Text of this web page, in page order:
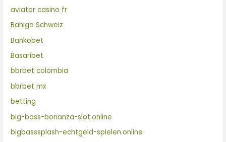
aviator casino fr
Bahigo Schweiz
Bankobet
Basaribet
bbrbet colombia
bbrbet mx
betting
big-bass-bonanza-slot.online
bigbasssplash-echtgeld-spielen.online